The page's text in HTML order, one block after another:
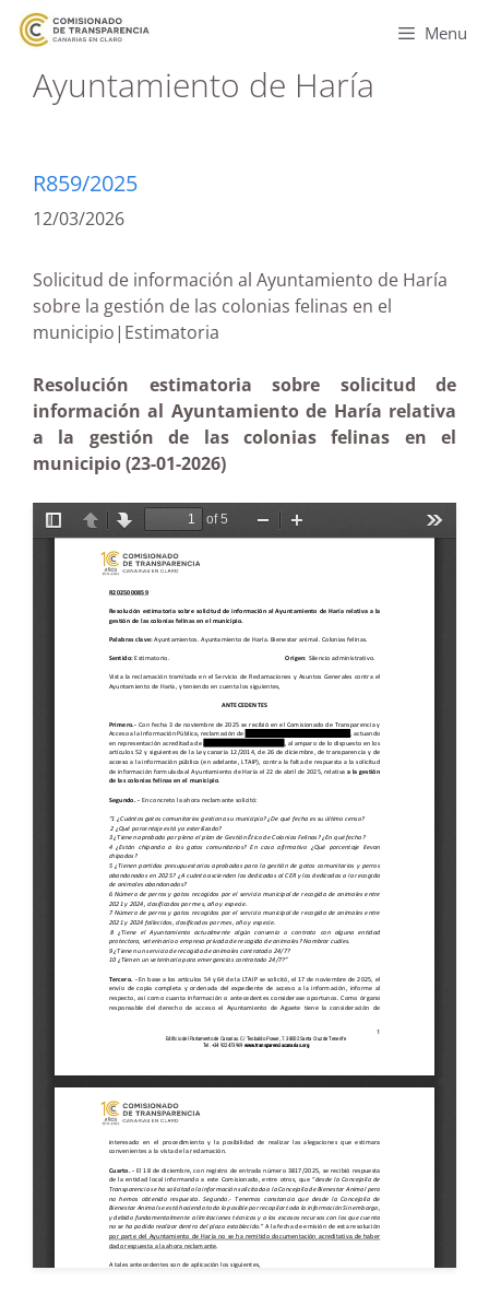
Menu
Ayuntamiento de Haría
R859/2025
12/03/2026
Solicitud de información al Ayuntamiento de Haría
sobre la gestión de las colonias felinas en el
municipio|Estimatoria
Resolución estimatoria sobre solicitud de
información al Ayuntamiento de Haría relativa
a la gestión de las colonias felinas en el
municipio (23-01-2026)